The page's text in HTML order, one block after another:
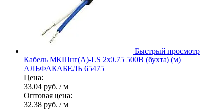
Быстрый просмотр
Кабель МКШнг(А)-LS 2х0.75 500В (бухта) (м)
АЛЬФАКАБЕЛЬ 65475
Цена:
33.04 руб. / м
Оптовая цена:
32.38 руб. / м